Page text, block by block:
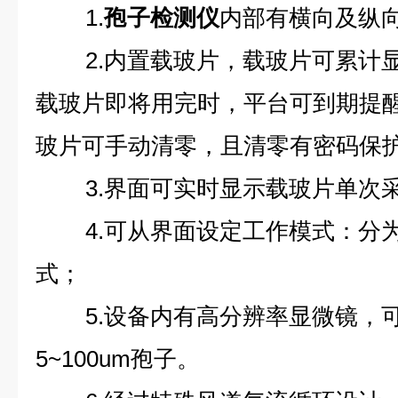
1.孢子检测仪内部有横向及纵
2.内置载玻片，载玻片可累计
载玻片即将用完时，平台可到期提
玻片可手动清零，且清零有密码保
3.界面可实时显示载玻片单次
4.可从界面设定工作模式：分
式；
5.设备内有高分辨率显微镜，
5~100um孢子。